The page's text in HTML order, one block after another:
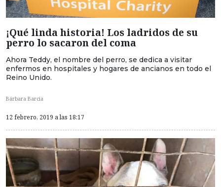
¡Qué linda historia! Los ladridos de su
perro lo sacaron del coma
Ahora Teddy, el nombre del perro, se dedica a visitar
enfermos en hospitales y hogares de ancianos en todo el
Reino Unido.
Bárbara Barcia
12 febrero, 2019 a las 18:17